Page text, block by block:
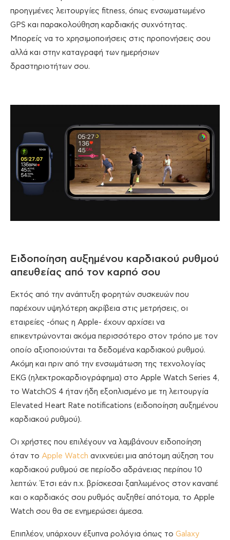
προηγμένες λειτουργίες fitness, όπως ενσωματωμένο
GPS και παρακολούθηση καρδιακής συχνότητας.
Μπορείς να το χρησιμοποιήσεις στις προπονήσεις σου
αλλά και στην καταγραφή των ημερήσιων
δραστηριοτήτων σου.
Ειδοποίηση αυξημένου καρδιακού ρυθμού
απευθείας από τον καρπό σου
Εκτός από την ανάπτυξη φορητών συσκευών που
παρέχουν υψηλότερη ακρίβεια στις μετρήσεις, οι
εταιρείες -όπως η Apple- έχουν αρχίσει να
επικεντρώνονται ακόμα περισσότερο στον τρόπο με τον
οποίο αξιοποιούνται τα δεδομένα καρδιακού ρυθμού.
Ακόμη και πριν από την ενσωμάτωση της τεχνολογίας
EKG (ηλεκτροκαρδιογράφημα) στο Apple Watch Series 4,
το WatchOS 4 ήταν ήδη εξοπλισμένο με τη λειτουργία
Elevated Heart Rate notifications (ειδοποίηση αυξημένου
καρδιακού ρυθμού).
Οι χρήστες που επιλέγουν να λαμβάνουν ειδοποίηση
όταν το Apple Watch ανιχνεύει μια απότομη αύξηση του
καρδιακού ρυθμού σε περίοδο αδράνειας περίπου 10
λεπτών. Έτσι εάν π.χ. βρίσκεσαι ξαπλωμένος στον καναπέ
και ο καρδιακός σου ρυθμός αυξηθεί απότομα, το Apple
Watch σου θα σε ενημερώσει άμεσα.
Επιπλέον, υπάρχουν έξυπνα ρολόγια όπως το Galaxy